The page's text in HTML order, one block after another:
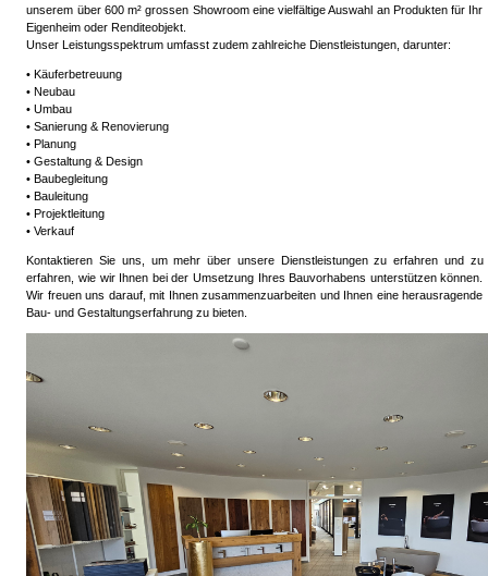
unserem über 600 m² grossen Showroom eine vielfältige Auswahl an Produkten für Ihr
Eigenheim oder Renditeobjekt.
Unser Leistungsspektrum umfasst zudem zahlreiche Dienstleistungen, darunter:
• Käuferbetreuung
• Neubau
• Umbau
• Sanierung & Renovierung
• Planung
• Gestaltung & Design
• Baubegleitung
• Bauleitung
• Projektleitung
• Verkauf
Kontaktieren Sie uns, um mehr über unsere Dienstleistungen zu erfahren und zu
erfahren, wie wir Ihnen bei der Umsetzung Ihres Bauvorhabens unterstützen können.
Wir freuen uns darauf, mit Ihnen zusammenzuarbeiten und Ihnen eine herausragende
Bau- und Gestaltungserfahrung zu bieten.